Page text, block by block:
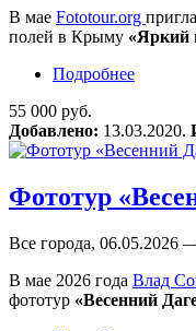
В мае Fototour.org
полей в Крыму «Яркий
Подробнее
55 000 руб.
Добавлено: 13.03.2020.
Фототур
Все города, 06.05.2026
В мае 2026 года Влад
фототур «Весенний